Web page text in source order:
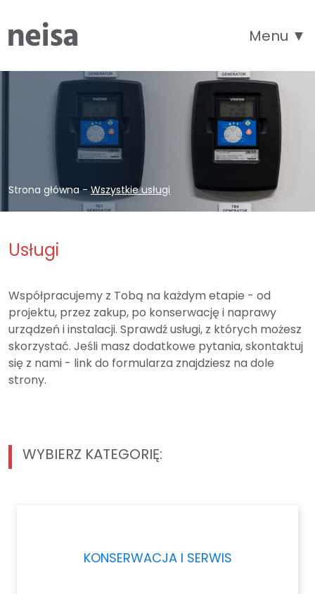
Menu ▼
Strona główna-Wszystkie usługi
Usługi
Współpracujemy z Tobą na każdym etapie - od
projektu, przez zakup, po konserwację i naprawy
urządzeń i instalacji. Sprawdź usługi, z których możesz
skorzystać. Jeśli masz dodatkowe pytania, skontaktuj
się z nami - link do formularza znajdziesz na dole
strony.
WYBIERZ KATEGORIĘ:
KONSERWACJA I SERWIS